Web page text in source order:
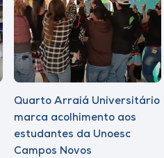
Quarto Arraiá Universitário
marca acolhimento aos
estudantes da Unoesc
Campos Novos